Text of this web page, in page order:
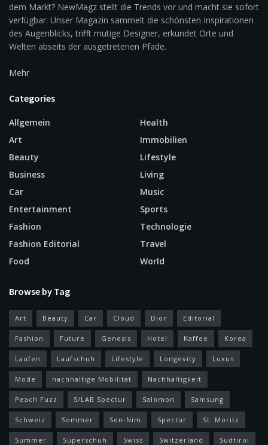
dem Markt? NewMagz stellt die Trends vor und macht sie sofort
verfügbar. Unser Magazin sammelt die schönsten Inspirationen
des Augenblicks, trifft mutige Designer, erkundet Orte und
Welten abseits der ausgetretenen Pfade.
Mehr
Categories
Allgemein
Art
Beauty
Business
Car
Entertainment
Fashion
Fashion Editorial
Food
Health
Immobilien
Lifestyle
Living
Music
Sports
Technologie
Travel
World
Browse by Tag
Art Beauty Car Cloud Dior Editorial
Fashion Future Genesis Hotel Kaffee Korea
Laufen Laufschuh Lifestyle Longevity Luxus
Mode nachhaltige Mobilität Nachhaltigkeit
Peach Fuzz S/LAB Spectur Salomon Samsung
Schweiz Sommer Son-Nim Spectur St. Moritz
Summer Superschuh Swiss Switzerland Südtirol